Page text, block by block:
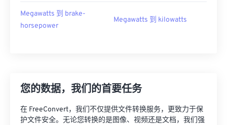
Megawatts 到 brake-
horsepower
Megawatts 到 kilowatts
您的数据，我们的首要任务
在 FreeConvert，我们不仅提供文件转换服务，更致力于保
护文件安全。无论您转换的是图像、视频还是文档，我们强